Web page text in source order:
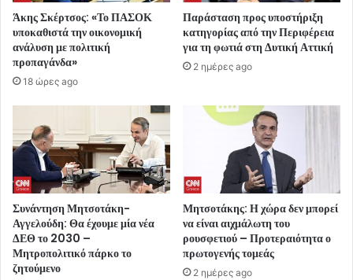
Άκης Σκέρτσος: «Το ΠΑΣΟΚ
υποκαθιστά την οικονομική
ανάλυση με πολιτική
προπαγάνδα»
18 ώρες ago
Παράσταση προς υποστήριξη
κατηγορίας από την Περιφέρεια
για τη φωτιά στη Δυτική Αττική
2 ημέρες ago
Συνάντηση Μητσοτάκη-
Αγγελούδη: Θα έχουμε μία νέα
ΔΕΘ το 2030 –
Μητροπολιτικό πάρκο το
ζητούμενο
Μητσοτάκης: Η χώρα δεν μπορεί
να είναι αιχμάλωτη του
ρουσφετιού – Προτεραιότητα ο
πρωτογενής τομεάς
2 ημέρες ago